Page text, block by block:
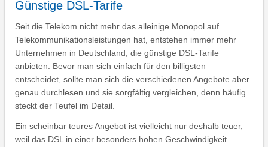
Günstige DSL-Tarife
Seit die Telekom nicht mehr das alleinige Monopol auf
Telekommunikationsleistungen hat, entstehen immer mehr
Unternehmen in Deutschland, die günstige DSL-Tarife
anbieten. Bevor man sich einfach für den billigsten
entscheidet, sollte man sich die verschiedenen Angebote aber
genau durchlesen und sie sorgfältig vergleichen, denn häufig
steckt der Teufel im Detail.
Ein scheinbar teures Angebot ist vielleicht nur deshalb teuer,
weil das DSL in einer besonders hohen Geschwindigkeit